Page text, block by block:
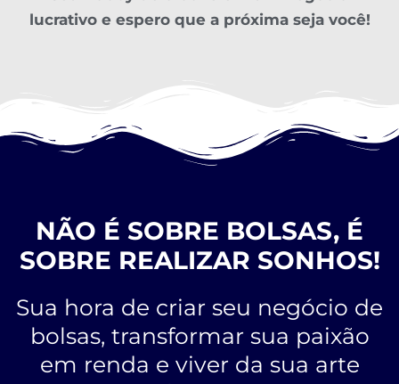
lucrativo e espero que a próxima seja você!
NÃO É SOBRE BOLSAS, É
SOBRE REALIZAR SONHOS!
Sua hora de criar seu negócio de
bolsas, transformar sua paixão
em renda e viver da sua arte